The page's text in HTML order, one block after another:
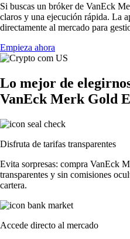
Si buscas un bróker de VanEck
claros y una ejecución rápida. La
directamente al mercado para
Empieza ahora
Lo mejor de
VanEck Merk Gold
Disfruta de tarifas transparentes
Evita sorpresas: compra VanEck
transparentes y sin comisiones
cartera.
Accede directo al mercado